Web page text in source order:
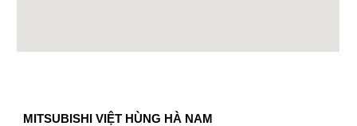
​MITSUBISHI VIỆT HÙNG HÀ NAM